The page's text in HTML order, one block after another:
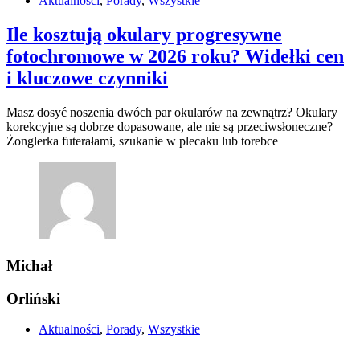
Ile kosztują okulary progresywne
fotochromowe w 2026 roku? Widełki cen
i kluczowe czynniki
Masz dosyć noszenia dwóch par okularów na zewnątrz? Okulary
korekcyjne są dobrze dopasowane, ale nie są przeciwsłoneczne?
Żonglerka futerałami, szukanie w plecaku lub torebce
Michał
Orliński
Aktualności, Porady, Wszystkie